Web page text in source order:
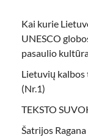
Kai kurie
UNESCO
pasaulio
Lietuvių kalbos
(Nr.1)
TEKSTO
Šatrijos